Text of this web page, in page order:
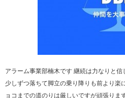
アラーム事業部楠木です 継続は力なりと
少しずつ落ちて脚立の乗り降りも前より楽
ョコまでの道のりは厳しいですが頑張りま